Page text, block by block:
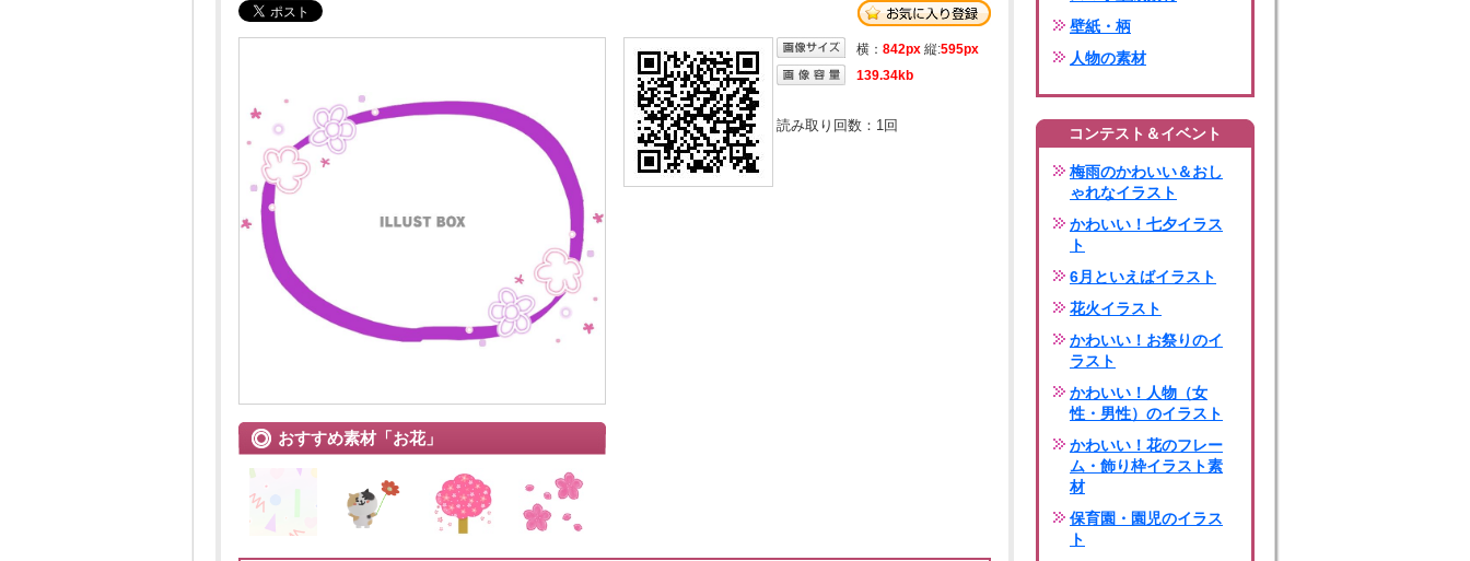
おすすめ素材「お花」
横： 842px 縦:595px
139.34kb
読み取り回数： 1回
壁紙・柄
人物の素材
コンテスト＆イベント
梅雨のかわいい＆おし
ゃれなイラスト
かわいい！七夕イラス
ト
6月といえばイラスト
花火イラスト
かわいい！お祭りのイ
ラスト
かわいい！人物（女
性・男性）のイラスト
かわいい！花のフレー
ム・飾り枠イラスト素
材
保育園・園児のイラス
ト